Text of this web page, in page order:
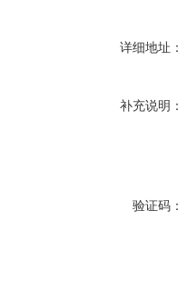
详细地址：
补充说明：
验证码：